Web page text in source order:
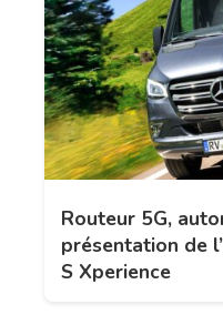
Routeur 5G,
présentation de
S Xperience